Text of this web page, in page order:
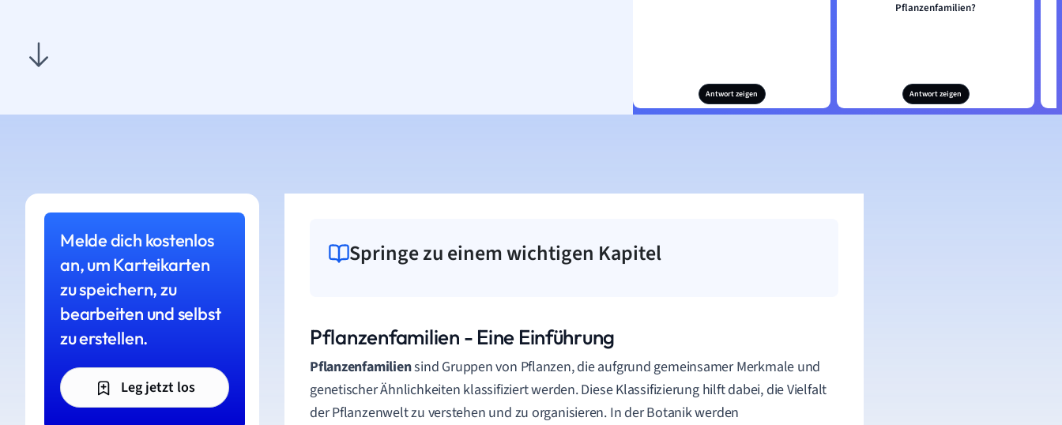
Antwort zeigen
Pflanzenfamilien?
Antwort zeigen
Melde dich kostenlos
an, um Karteikarten
zu speichern, zu
bearbeiten und selbst
zu erstellen.
Leg jetzt los
Springe zu einem wichtigen Kapitel
Pflanzenfamilien - Eine Einführung
Pflanzenfamiliensind Gruppen von Pflanzen, die aufgrund gemeinsamer Merkmale und
genetischer Ähnlichkeiten klassifiziert werden. Diese Klassifizierung hilft dabei, die Vielfalt
der Pflanzenwelt zu verstehen und zu organisieren. In der Botanik werden